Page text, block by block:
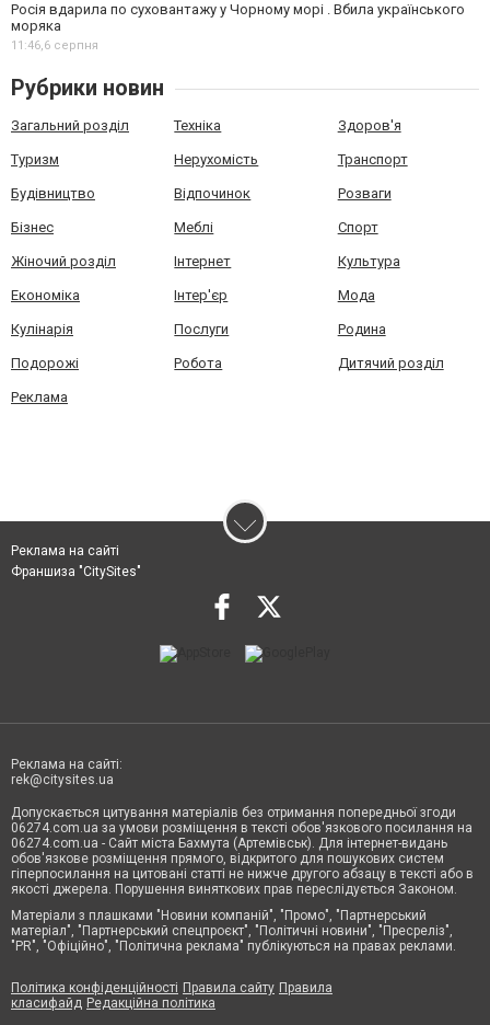
Росія вдарила по суховантажу у Чорному морі . Вбила українського
моряка
11:46,6 серпня
Рубрики новин
Загальний розділ Техніка Здоров'я
Туризм Нерухомість Транспорт
Будівництво Відпочинок Розваги
Бізнес Меблі Спорт
Жіночий розділ Інтернет Культура
Економіка Інтер'єр Мода
Кулінарія Послуги Родина
Подорожі Робота Дитячий розділ
Реклама
Реклама на сайті
Франшиза "CitySites"
Реклама на сайті:
rek@citysites.ua
Допускається цитування матеріалів без отримання попередньої згоди
06274.com.ua за умови розміщення в тексті обов'язкового посилання на
06274.com.ua - Сайт міста Бахмута (Артемівськ). Для інтернет-видань
обов'язкове розміщення прямого, відкритого для пошукових систем
гіперпосилання на цитовані статті не нижче другого абзацу в тексті або в
якості джерела. Порушення виняткових прав переслідується Законом.
Матеріали з плашками "Новини компаній", "Промо", "Партнерський
матеріал", "Партнерський спецпроєкт", "Політичні новини", "Пресреліз",
"PR", "Офіційно", "Політична реклама" публікуються на правах реклами.
Політика конфіденційності Правила сайту Правила
класифайд Редакційна політика